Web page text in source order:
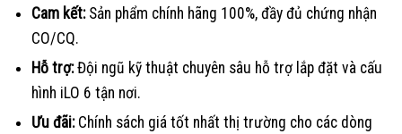
Cam kết:Sản phẩm chính hãng 100%, đầy đủ chứng nhận
CO/CQ.
Hỗ trợ:Đội ngũ kỹ thuật chuyên sâu hỗ trợ lắp đặt và cấu
hình iLO 6 tận nơi.
Ưu đãi:Chính sách giá tốt nhất thị trường cho các dòng